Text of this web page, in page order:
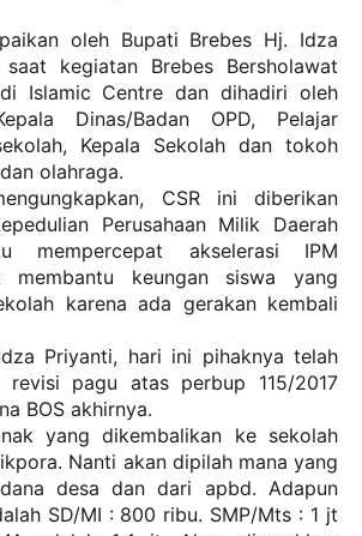
oleh Bupati Brebes Hj. Idza
saat kegiatan Brebes Bersholawat
Islamic Centre dan dihadiri oleh
Dinas/Badan OPD, Pelajar
Kepala Sekolah dan tokoh
olahraga.
CSR ini diberikan
Perusahaan Milik Daerah
mempercepat akselerasi IPM
membantu keungan siswa yang
karena ada gerakan kembali
Priyanti, hari ini pihaknya telah
revisi pagu atas perbup 115/2017
BOS akhirnya.
yang dikembalikan ke sekolah
Nanti akan dipilah mana yang
desa dan dari apbd. Adapun
SD/MI : 800 ribu. SMP/Mts : 1 jt